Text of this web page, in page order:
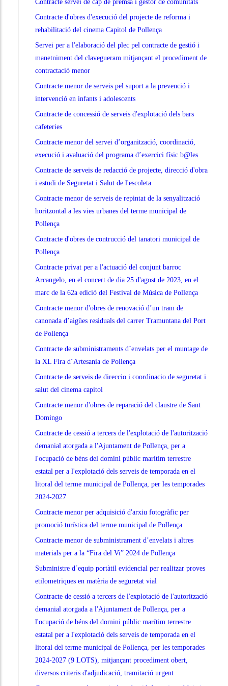
Contracte servei de cap de premsa i gestor de comunitats
Contracte d'obres d'execució del projecte de reforma i
rehabilitació del cinema Capitol de Pollença
Servei per a l'elaboració del plec pel contracte de gestió i
manetniment del clavegueram mitjançant el procediment de
contractació menor
Contracte menor de serveis pel suport a la prevenció i
intervenció en infants i adolescents
Contracte de concessió de serveis d'explotació dels bars
cafeteries
Contracte menor del servei d’organització, coordinació,
execució i avaluació del programa d’exercici físic b@les
Contracte de serveis de redacció de projecte, direcció d'obra
i estudi de Seguretat i Salut de l'escoleta
Contracte menor de serveis de repintat de la senyalització
horitzontal a les vies urbanes del terme municipal de
Pollença
Contracte d'obres de contrucció del tanatori municipal de
Pollença
Contracte privat per a l'actuació del conjunt barroc
Arcangelo, en el concert de dia 25 d'agost de 2023, en el
marc de la 62a edició del Festival de Música de Pollença
Contracte menor d'obres de renovació d’un tram de
canonada d’aigües residuals del carrer Tramuntana del Port
de Pollença
Contracte de subministraments d´envelats per el muntage de
la XL Fira d´Artesania de Pollença
Contracte de serveis de direccio i coordinacio de seguretat i
salut del cinema capitol
Contracte menor d'obres de reparació del claustre de Sant
Domingo
Contracte de cessió a tercers de l'explotació de l'autorització
demanial atorgada a l'Ajuntament de Pollença, per a
l'ocupació de béns del domini públic marítim terrestre
estatal per a l'explotació dels serveis de temporada en el
litoral del terme municipal de Pollença, per les temporades
2024-2027
Contracte menor per adquisició d'arxiu fotogràfic per
promoció turística del terme municipal de Pollença
Contracte menor de subministrament d’envelats i altres
materials per a la “Fira del Vi” 2024 de Pollença
Subministre d´equip portàtil evidencial per realitzar proves
etilometriques en matèria de seguretat vial
Contracte de cessió a tercers de l'explotació de l'autorització
demanial atorgada a l'Ajuntament de Pollença, per a
l'ocupació de béns del domini públic marítim terrestre
estatal per a l'explotació dels serveis de temporada en el
litoral del terme municipal de Pollença, per les temporades
2024-2027 (9 LOTS), mitjançant procediment obert,
diversos criteris d'adjudicació, tramitació urgent